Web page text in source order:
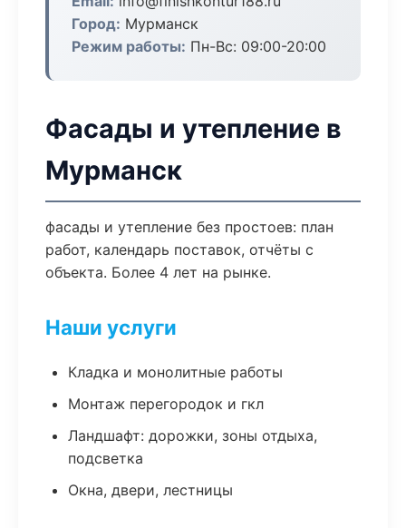
Город: Мурманск
Режим работы: Пн-Вс: 09:00-20:00
Фасады и утепление в
Мурманск
фасады и утепление без простоев: план
работ, календарь поставок, отчёты с
объекта. Более 4 лет на рынке.
Наши услуги
Кладка и монолитные работы
Монтаж перегородок и гкл
Ландшафт: дорожки, зоны отдыха,
подсветка
Окна, двери, лестницы